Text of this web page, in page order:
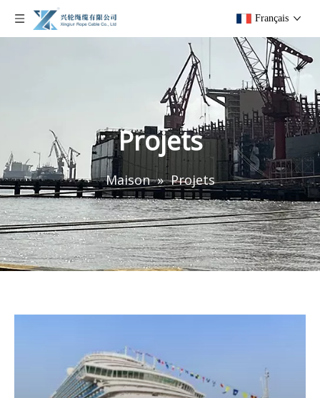
Français
Projets
Maison » Projets